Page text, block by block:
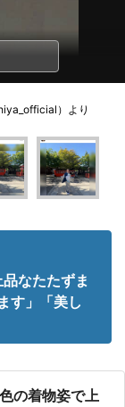
）より
なたたずま
す」「美し
の着物姿で上